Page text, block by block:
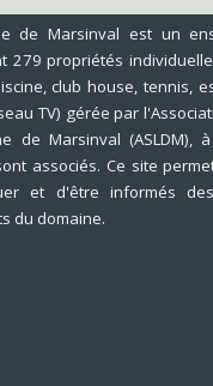
de Marsinval est un
279 propriétés
club house, tennis,
TV) gérée par
de Marsinval (ASLDM),
associés. Ce site
et d'être informés
du domaine.